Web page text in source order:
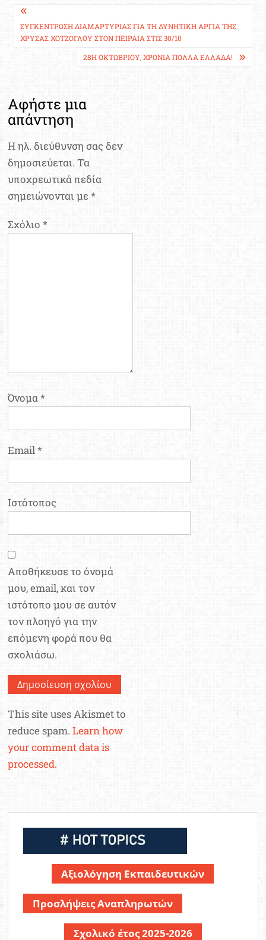
Πλοήγηση
άρθρων
ΣΥΓΚΈΝΤΡΩΣΗ ΔΙΑΜΑΡΤΥΡΊΑΣ ΓΙΑ ΤΗ ΔΥΝΗΤΙΚΉ ΑΡΓΊΑ ΤΗΣ
ΧΡΎΣΑΣ ΧΟΤΖΌΓΛΟΥ ΣΤΟΝ ΠΕΙΡΑΙΆ ΣΤΙΣ 30/10
28Η ΟΚΤΩΒΡΊΟΥ, ΧΡΌΝΙΑ ΠΟΛΛΆ ΕΛΛΆΔΑ!
Αφήστε μια
απάντηση
Η ηλ. διεύθυνση σας δεν
δημοσιεύεται. Τα
υποχρεωτικά πεδία
σημειώνονται με*
Σχόλιο*
Όνομα*
Email*
Ιστότοπος
Αποθήκευσε το όνομά
μου, email, και τον
ιστότοπο μου σε αυτόν
τον πλοηγό για την
επόμενη φορά που θα
σχολιάσω.
This site uses Akismet to
reduce spam.Learn how
your comment data is
processed.
Αξιολόγηση Εκπαιδευτικών
Προσλήψεις Αναπληρωτών
Σχολικό έτος 2025-2026